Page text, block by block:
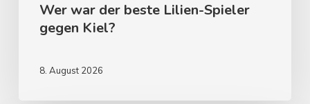
Wer war der beste Lilien-Spieler
gegen Kiel?
8. August 2026